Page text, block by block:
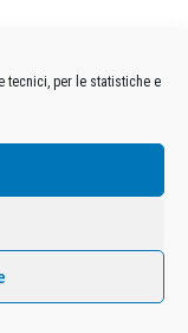
tecnici, per le statistiche e